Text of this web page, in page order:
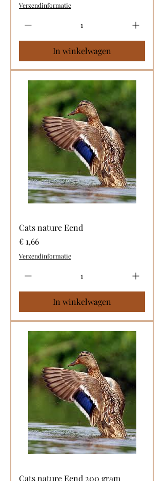
Verzendinformatie
In winkelwagen
Cats nature Eend
Prijs
€ 1,66
Verzendinformatie
In winkelwagen
Cats nature Eend 200 gram